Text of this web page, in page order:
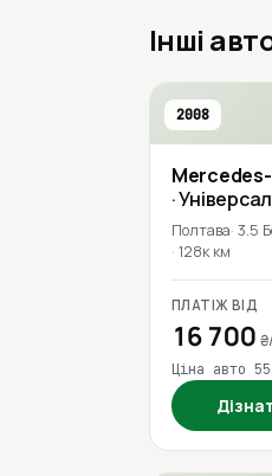
Інші
2008
· Універсал
Полтава 3.5
128к км
ПЛАТІЖ ВІД
16 700
Ціна авто